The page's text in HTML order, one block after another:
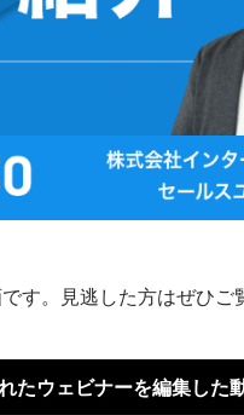
す。 見逃した方はぜひご
ウェビナーを編集した